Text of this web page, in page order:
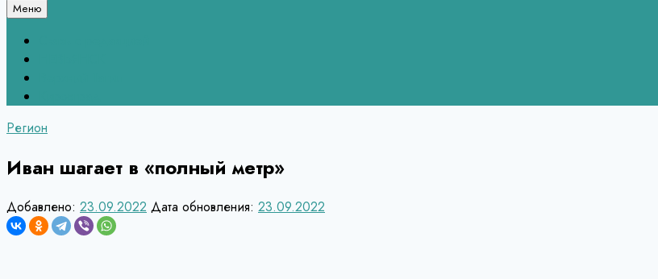
Меню
Регион
Иван шагает в «полный метр»
Добавлено: 23.09.2022 Дата обновления: 23.09.2022